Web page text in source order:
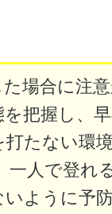
場合に注
把握し、
たない環
一人で登れ
ように予